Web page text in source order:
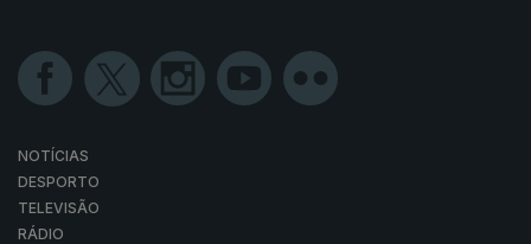
NOTÍCIAS
DESPORTO
TELEVISÃO
RÁDIO